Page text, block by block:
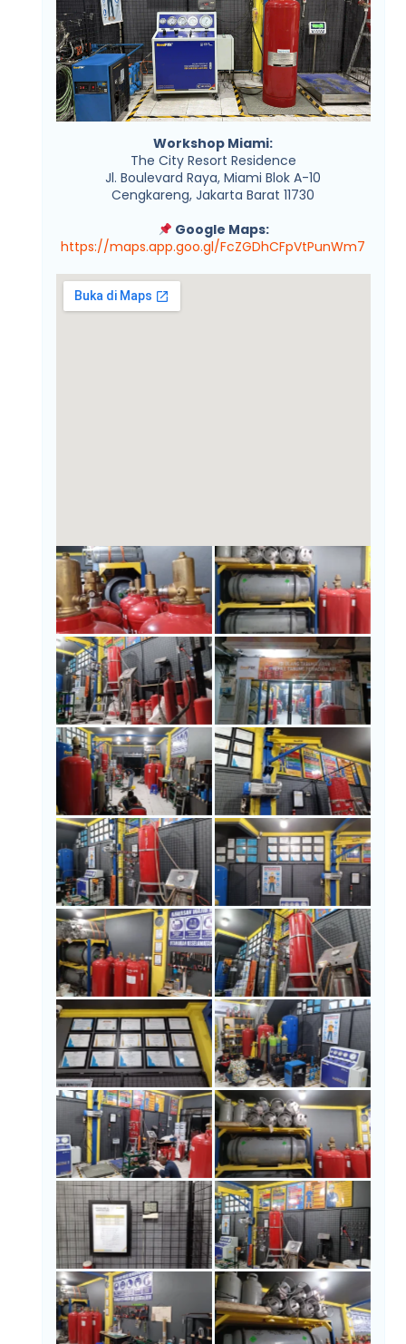
Workshop Miami:
The City Resort Residence
Jl. Boulevard Raya, Miami Blok A-10
Cengkareng, Jakarta Barat 11730
Google Maps:
https://maps.app.goo.gl/FcZGDhCFpVtPunWm7